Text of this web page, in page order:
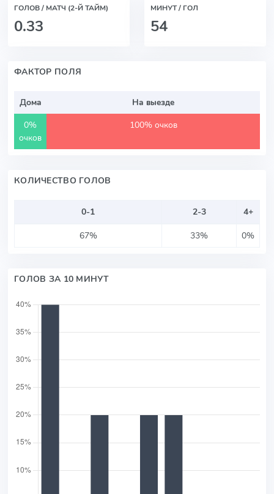
ГОЛОВ / МАТЧ (2-Й ТАЙМ)
0.33
МИНУТ / ГОЛ
54
ФАКТОР ПОЛЯ
Дома
На выезде
0%
очков
100% очков
КОЛИЧЕСТВО ГОЛОВ
0-1 2-3
4+
67%
33% 0%
ГОЛОВ ЗА 10 МИНУТ